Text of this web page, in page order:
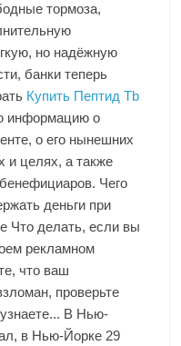
тормоза,
но надёжную
банки теперь
Купить Пептид Tb
информацию о
о его нынешних
и целях, а также
Чего
деньги при
Что делать, если вы
рекламном
что ваш
проверьте
В Нью-
в Нью-Йорке 29